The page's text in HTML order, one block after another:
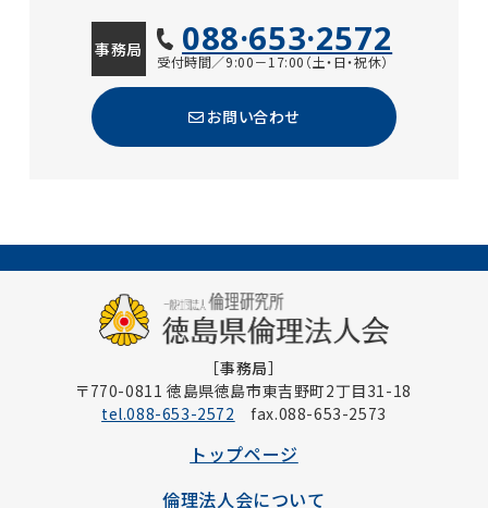
事務局 088·653·2572
受付時間／9:00－17:00（土・日・祝休）
お問い合わせ
［事務局］
〒770-0811 徳島県徳島市東吉野町2丁目31-18
tel.088-653-2572 fax.088-653-2573
トップページ
倫理法人会について